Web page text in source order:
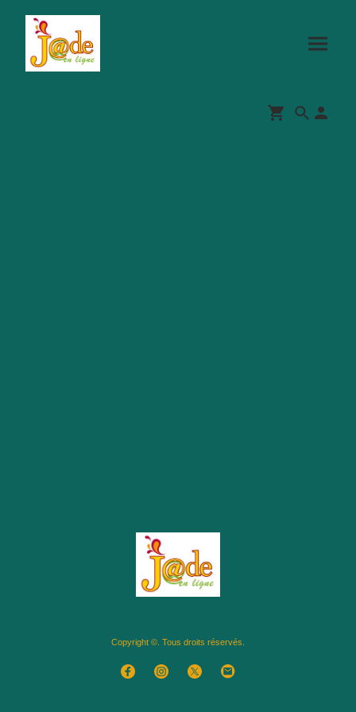
Copyright ©. Tous droits réservés.